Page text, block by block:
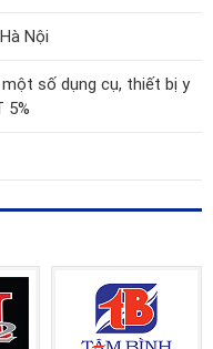
Nội
một số dụng cụ, thiết bị y
5%